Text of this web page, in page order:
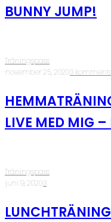
BUNNY JUMP!
Träningspass
·november 25, 2020·3
LIVE MED MIG
Träningspass
·juni 9, 2020·3